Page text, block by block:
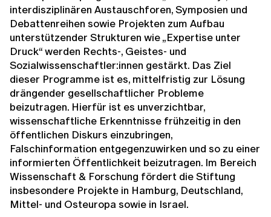
interdisziplinären Austauschforen, Symposien und
Debattenreihen sowie Projekten zum Aufbau
unterstützender Strukturen wie „Expertise unter
Druck“ werden Rechts-, Geistes- und
Sozialwissenschaftler:innen gestärkt. Das Ziel
dieser Programme ist es, mittelfristig zur Lösung
drängender gesellschaftlicher Probleme
beizutragen. Hierfür ist es unverzichtbar,
wissenschaftliche Erkenntnisse frühzeitig in den
öffentlichen Diskurs einzubringen,
Falschinformation entgegenzuwirken und so zu einer
informierten Öffentlichkeit beizutragen. Im Bereich
Wissenschaft & Forschung fördert die Stiftung
insbesondere Projekte in Hamburg, Deutschland,
Mittel- und Osteuropa sowie in Israel.